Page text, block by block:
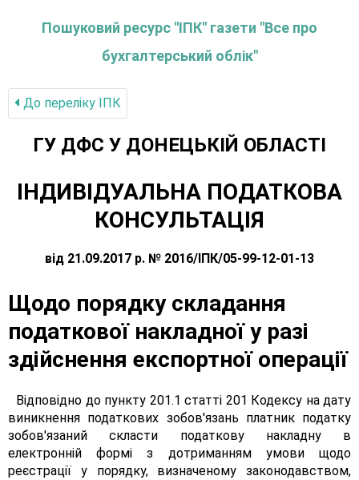
Пошуковий ресурс "ІПК" газети "Все про
бухгалтерський облік"
До переліку IПК
ГУ ДФС У ДОНЕЦЬКIЙ ОБЛАСТI
ІНДИВІДУАЛЬНА ПОДАТКОВА
КОНСУЛЬТАЦІЯ
від 21.09.2017 р. № 2016/ІПК/05-99-12-01-13
Щодо порядку складання
податкової накладної у разі
здійснення експортної операції
Відповідно до пункту 201.1 статті 201 Кодексу на дату
виникнення податкових зобов'язань платник податку
зобов'язаний скласти податкову накладну в
електронній формі з дотриманням умови щодо
реєстрації у порядку, визначеному законодавством,